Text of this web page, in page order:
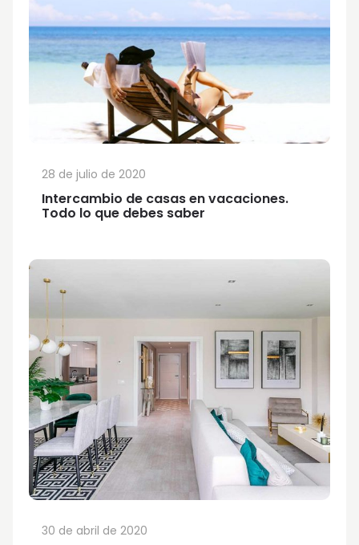
Intercambio de casas en vacaciones.
Todo lo que debes saber
28 de julio de 2020
30 de abril de 2020